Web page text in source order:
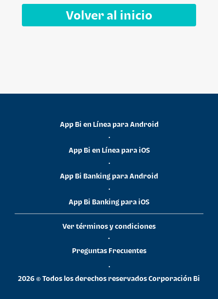
Volver al inicio
App Bi en Línea para Android
•
App Bi en Línea para iOS
•
App Bi Banking para Android
•
App Bi Banking para iOS
Ver términos y condiciones
•
Preguntas Frecuentes
•
2026 © Todos los derechos reservados Corporación Bi